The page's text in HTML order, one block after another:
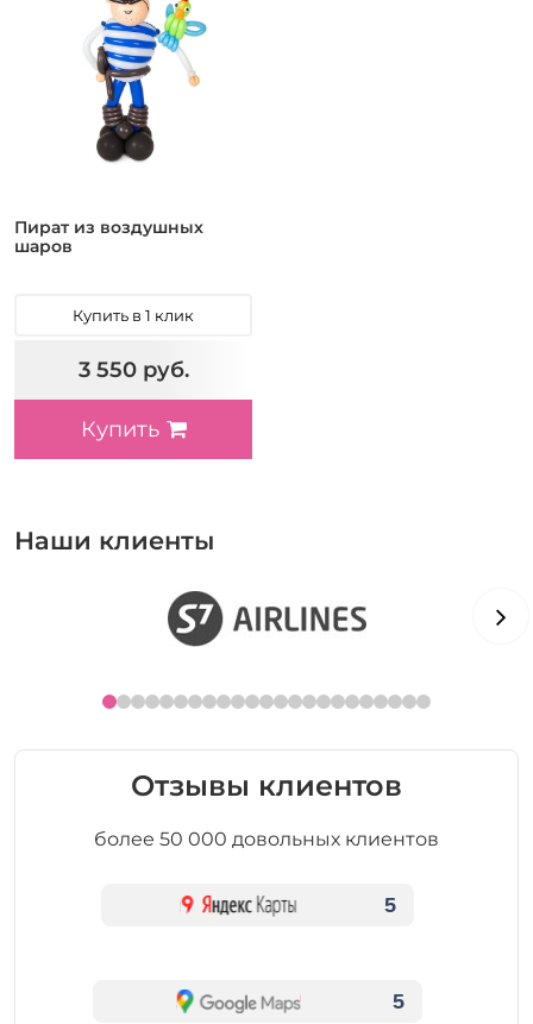
Пират из воздушных
шаров
Купить в 1 клик
3 550 руб.
Купить
Наши клиенты
Отзывы клиентов
более 50 000 довольных клиентов
5
5